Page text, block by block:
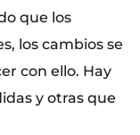
que los
los cambios se
con ello. Hay
y otras que